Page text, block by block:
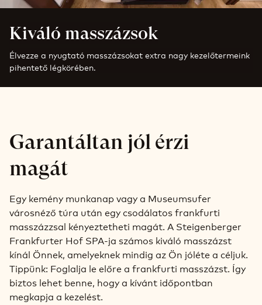
Kiváló masszázsok
Élvezze a nyugtató masszázsokat extra nagy kezelőtermeink
pihentető légkörében.
Garantáltan jól érzi
magát
Egy kemény munkanap vagy a Museumsufer
városnéző túra után egy csodálatos frankfurti
masszázzsal kényeztetheti magát. A Steigenberger
Frankfurter Hof SPA-ja számos kiváló masszázst
kínál Önnek, amelyeknek mindig az Ön jóléte a céljuk.
Tippünk: Foglalja le előre a frankfurti masszázst. Így
biztos lehet benne, hogy a kívánt időpontban
megkapja a kezelést.